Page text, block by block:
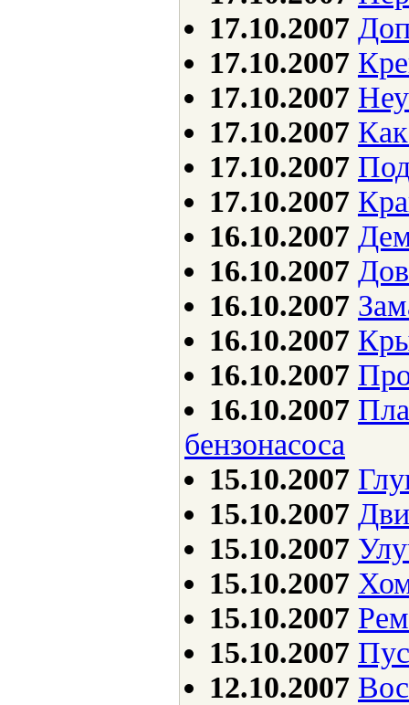
17.10.2007
17.10.2007
17.10.2007
17.10.2007
17.10.2007
17.10.2007
16.10.2007
16.10.2007
16.10.2007
16.10.2007
16.10.2007
16.10.2007
бензонасоса
15.10.2007
15.10.2007
15.10.2007
15.10.2007
15.10.2007
15.10.2007
12.10.2007